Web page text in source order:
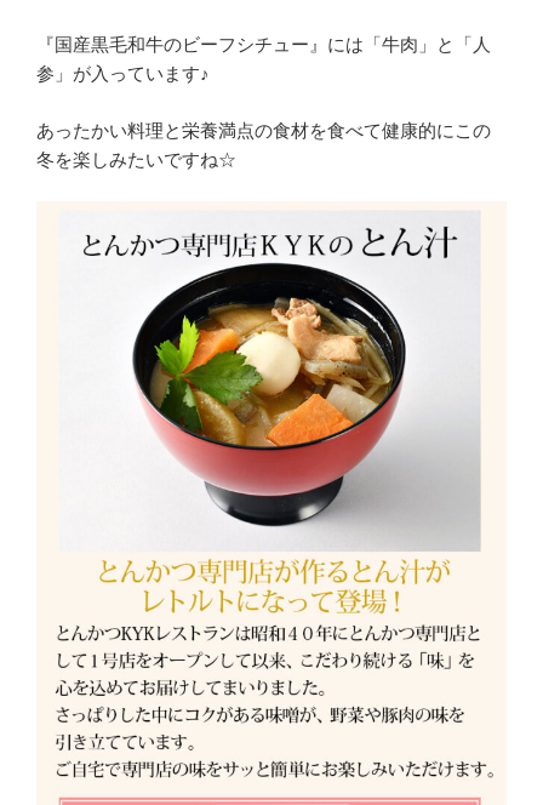
『国産黒毛和牛のビーフシチュー』には「牛肉」と「人
参」が入っています♪
あったかい料理と栄養満点の食材を食べて健康的にこの
冬を楽しみたいですね☆